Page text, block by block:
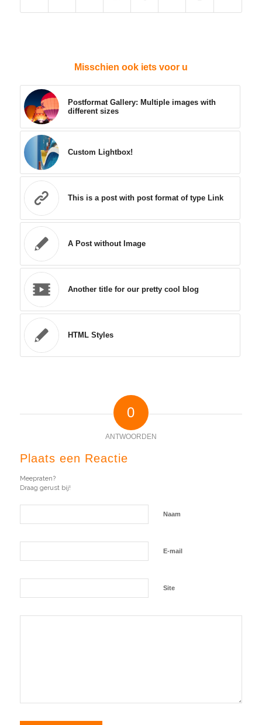
Misschien ook iets voor u
Postformat Gallery: Multiple images with
different sizes
Custom Lightbox!
This is a post with post format of type Link
A Post without Image
Another title for our pretty cool blog
HTML Styles
0
ANTWOORDEN
Plaats een Reactie
Meepraten?
Draag gerust bij!
Naam
E-mail
Site